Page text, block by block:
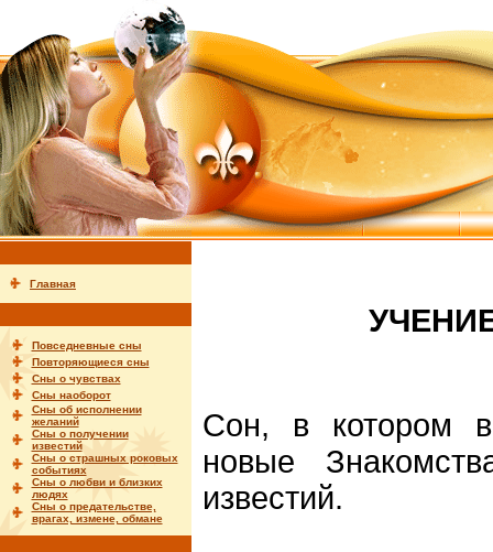
Главная
Повседневные сны
Повторяющиеся сны
Сны о чувствах
Сны наоборот
Сны об исполнении
желаний
Сны о получении
известий
Сны о страшных роковых
событиях
Сны о любви и близких
людях
Сны о предательстве,
врагах, измене, обмане
Сон, в котором
новые
известий.